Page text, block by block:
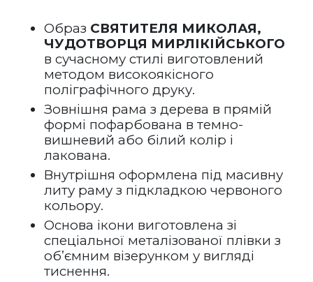
Образ СВЯТИТЕЛЯ МИКОЛАЯ,
ЧУДОТВОРЦЯ МИРЛІКІЙСЬКОГО
в сучасному стилі виготовлений
методом високоякісного
поліграфічного друку.
Зовнішня рама з дерева в прямій
формі пофарбована в темно-
вишневий або білий колір і
лакована.
Внутрішня оформлена під масивну
литу раму з підкладкою червоного
кольору.
Основа ікони виготовлена зі
спеціальної металізованої плівки з
об’ємним візерунком у вигляді
тиснення.